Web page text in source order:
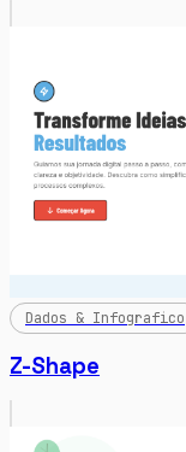
Dados & Infografico
Z-Shape